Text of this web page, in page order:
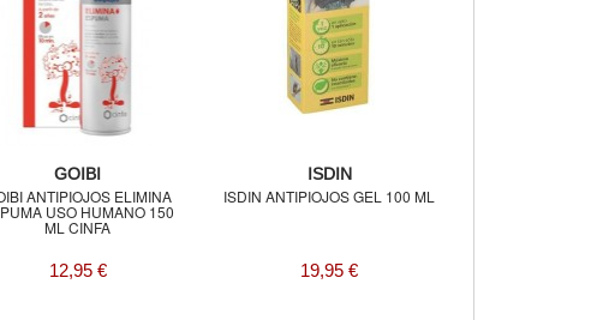
GOIBI
ANTIPIOJOS ELIMINA
USO HUMANO 150
ML CINFA
12,95 €
ISDIN
ISDIN ANTIPIOJOS GEL 100 ML
19,95 €